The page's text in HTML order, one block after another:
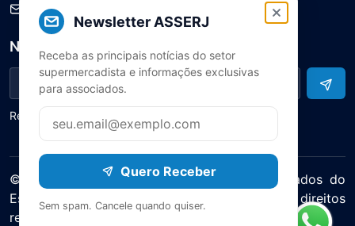
Newsletter ASSERJ
Receba as principais notícias do setor
supermercadista e informações exclusivas
para associados.
Quero Receber
Sem spam. Cancele quando quiser.
saa@asserj.com.br
Newsletter
Receba notícias e atualizações do setor
© 2025 ASERJ – Associação de Supermercados do
Estado do Rio de Janeiro. Todos os direitos
reservados.